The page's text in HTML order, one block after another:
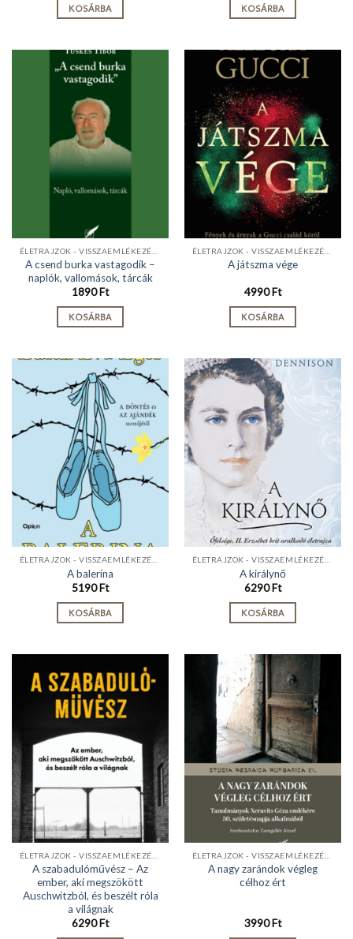
KOSÁRBA KOSÁRBA
A csend burka vastagodik –
naplók, vallomások, tárcák
1890Ft
KOSÁRBA
A játszma vége
4990Ft
KOSÁRBA
A balerina
5190Ft
KOSÁRBA
A királynő
6290Ft
KOSÁRBA
A szabadulóművész – Az
ember, aki megszökött
Auschwitzból, és beszélt róla
a világnak
6290Ft
A nagy zarándok végleg
célhoz ért
3990Ft